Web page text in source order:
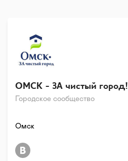
Городское сообщество
ОМСК - ЗА чистый город!
Омск